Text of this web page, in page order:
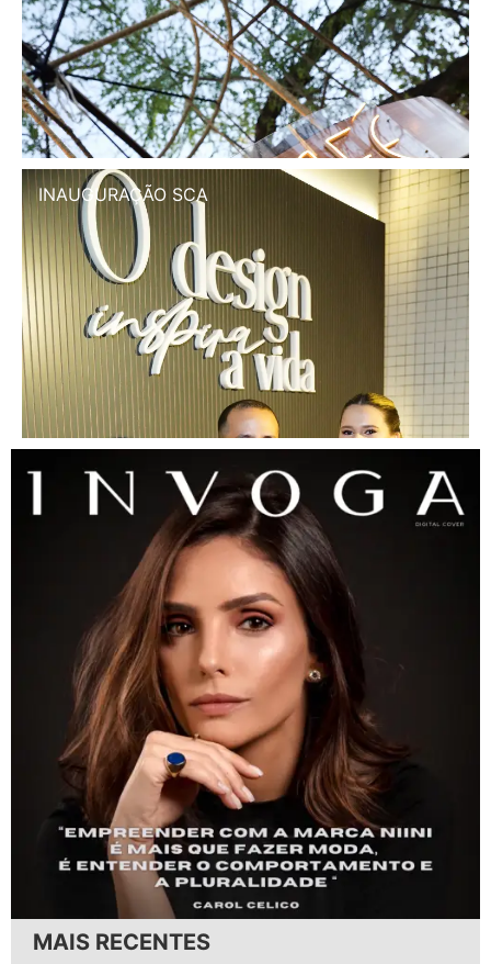
INAUGURAÇÃO SCA
MAIS RECENTES